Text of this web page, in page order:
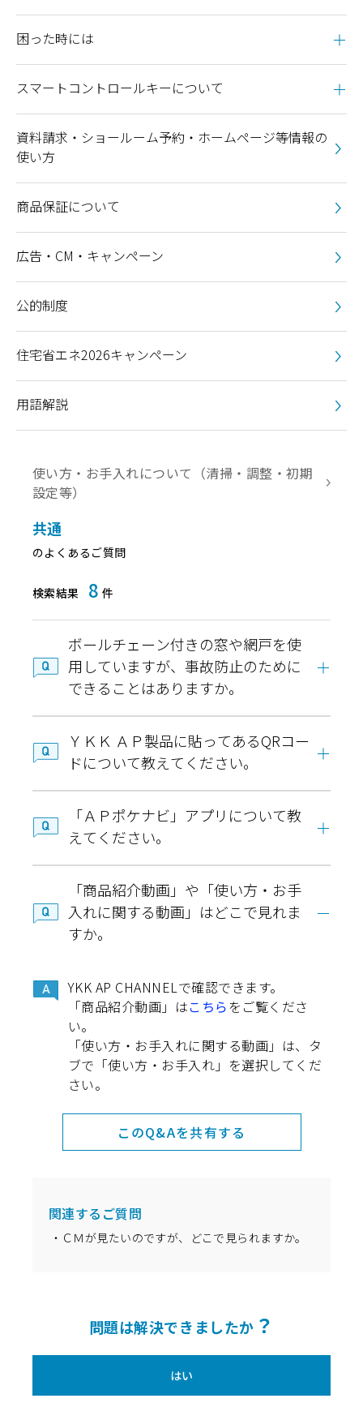
困った時には
スマートコントロールキーについて
資料請求・ショールーム予約・ホームページ等情報の
使い方
商品保証について
広告・CM・キャンペーン
公的制度
住宅省エネ2026キャンペーン
用語解説
使い方・お手入れについて（清掃・調整・初期
設定等）
共通
のよくあるご質問
検索結果 8 件
ボールチェーン付きの窓や網戸を使
用していますが、事故防止のために
できることはありますか。
ＹＫＫ ＡＰ製品に貼ってあるQRコー
ドについて教えてください。
「ＡＰポケナビ」アプリについて教
えてください。
「商品紹介動画」や「使い方・お手
入れに関する動画」はどこで見れま
すか。
YKK AP CHANNELで確認できます。
「商品紹介動画」はこちら をご覧くださ
い。
「使い方・お手入れに関する動画」は、タ
ブで「使い方・お手入れ」を選択してくだ
さい。
このQ&Aを共有する
関連するご質問
ＣＭが見たいのですが、どこで見られますか。
問題は解決できましたか ？
はい